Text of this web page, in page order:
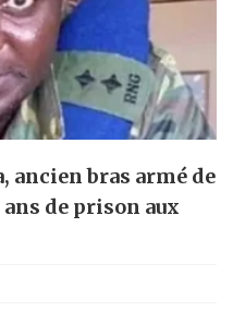
ancien bras armé de
de prison aux